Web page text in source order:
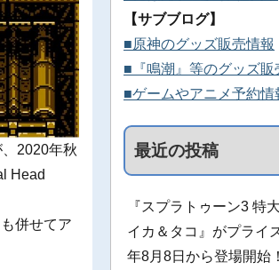
2020年秋
Head
併せてア
【サブブログ】
■原神のグッズ販売情報
■『鳴潮』等のグッズ販
■ゲームやアニメ予約情
最近の投稿
『スプラトゥーン3 特
イカ＆タコ』がプライ
年8月8日から登場開始！